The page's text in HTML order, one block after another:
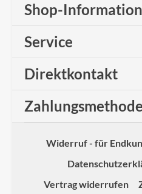
Shop-
Service
Direktkontakt
Widerruf - für
Vertrag widerrufen